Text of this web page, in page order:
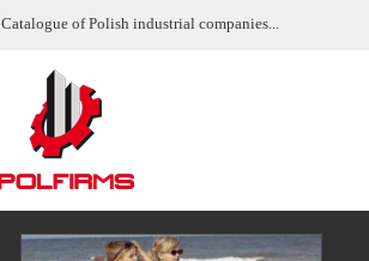
Catalogue of Polish industrial companies...